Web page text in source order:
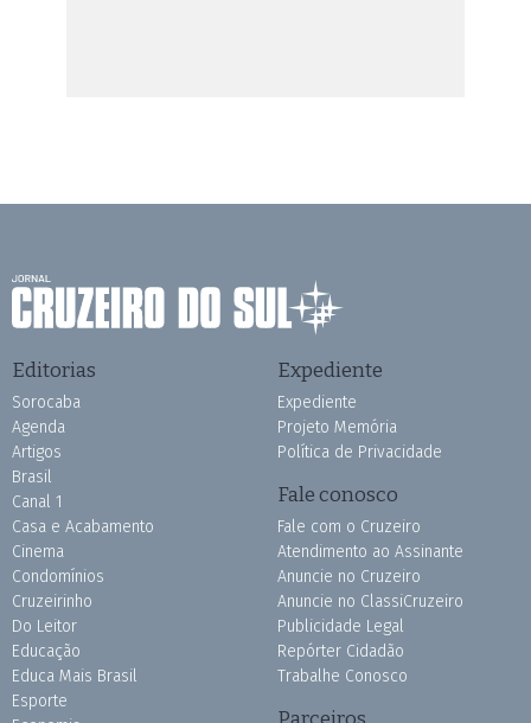
Editorias
Sorocaba
Agenda
Artigos
Brasil
Canal 1
Casa e Acabamento
Cinema
Condomínios
Cruzeirinho
Do Leitor
Educação
Educa Mais Brasil
Esporte
Expediente
Expediente
Projeto Memória
Política de Privacidade
Fale conosco
Fale com o Cruzeiro
Atendimento ao Assinante
Anuncie no Cruzeiro
Anuncie no ClassiCruzeiro
Publicidade Legal
Repórter Cidadão
Trabalhe Conosco
Parceiros